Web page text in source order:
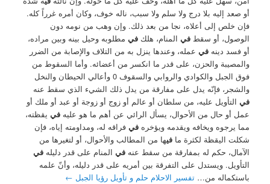
أو صعد إليه بلا درج ولا سلم ولا سبب، ناله خوف، وكان أمره غرراً كله.
فإن خلص إلى أعلاه، نجا من بعد ذلك. وإن وهب من نومه دون
الوصول، أو سقطفي المنام، هلكفي مطلوبه وحيل بينه وبين مراده،
أو فسد دينهفي عمله، وعندها ينزل به من التلاف والإصابة من الضرر
والمصيبة والحزن، على قدر ما انكسر من أعضائه. وأما السقوط من
فوق الجبل والكوادي والروابي والسقوف 0 وأعالي الحيطان والنخل
والشجر، فإنّه يدل على مفارقة من يدل ذلك الشيء الذي سقط عنه
في التأويل عليه، من سلطان أو عالم أو زوج أو زوجة أو عبد أو ملك أو
عمل أو حال من الأحوال، يسأل الرائي عن أهم ما هو عليهفي يقظته،
مما يرجوه ويخافه ويقدمه ويؤخرهفي فراقه له، ومداومته إياه، فإن
شكلت اليقظة لكثرة مافيها من المطالب والأحوال، أو لتغيرها من
الآمال، حكم له بمفارقة من سقط عنهفي المنام على قدر دليلهفي
التأويل. ويستدل على التفرقة بين أمريه على قدر دليله، وأنّ علمه
باستكماله من…تفسير الاحلام حلم و تأويل رؤيا الجبل ←